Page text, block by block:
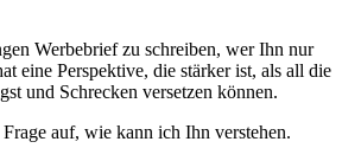
Werbebrief zu schreiben, wer Ihn nur
eine Perspektive, die stärker ist, als all die
und Schrecken versetzen können.
auf, wie kann ich Ihn verstehen.